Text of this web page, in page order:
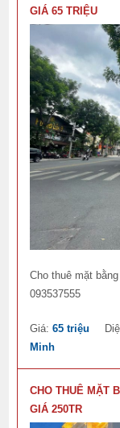
GIÁ 65 TRIỆU
Cho thuê mặt
093537555
Giá:65 triệu
Minh
CHO THUÊ MẶT
GIÁ 250TR